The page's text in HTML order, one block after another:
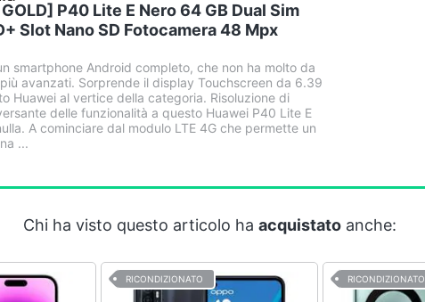
P40 Lite E Nero 64 GB Dual Sim
Slot Nano SD Fotocamera 48 Mpx
smartphone Android completo, che non ha molto da
avanzati. Sorprende il display Touchscreen da 6.39
Huawei al vertice della categoria. Risoluzione di
delle funzionalità a questo Huawei P40 Lite E
A cominciare dal modulo LTE 4G che permette un
...
Chi ha visto questo articolo ha acquistatoanche:
RICONDIZIONATO RICONDIZIONATO